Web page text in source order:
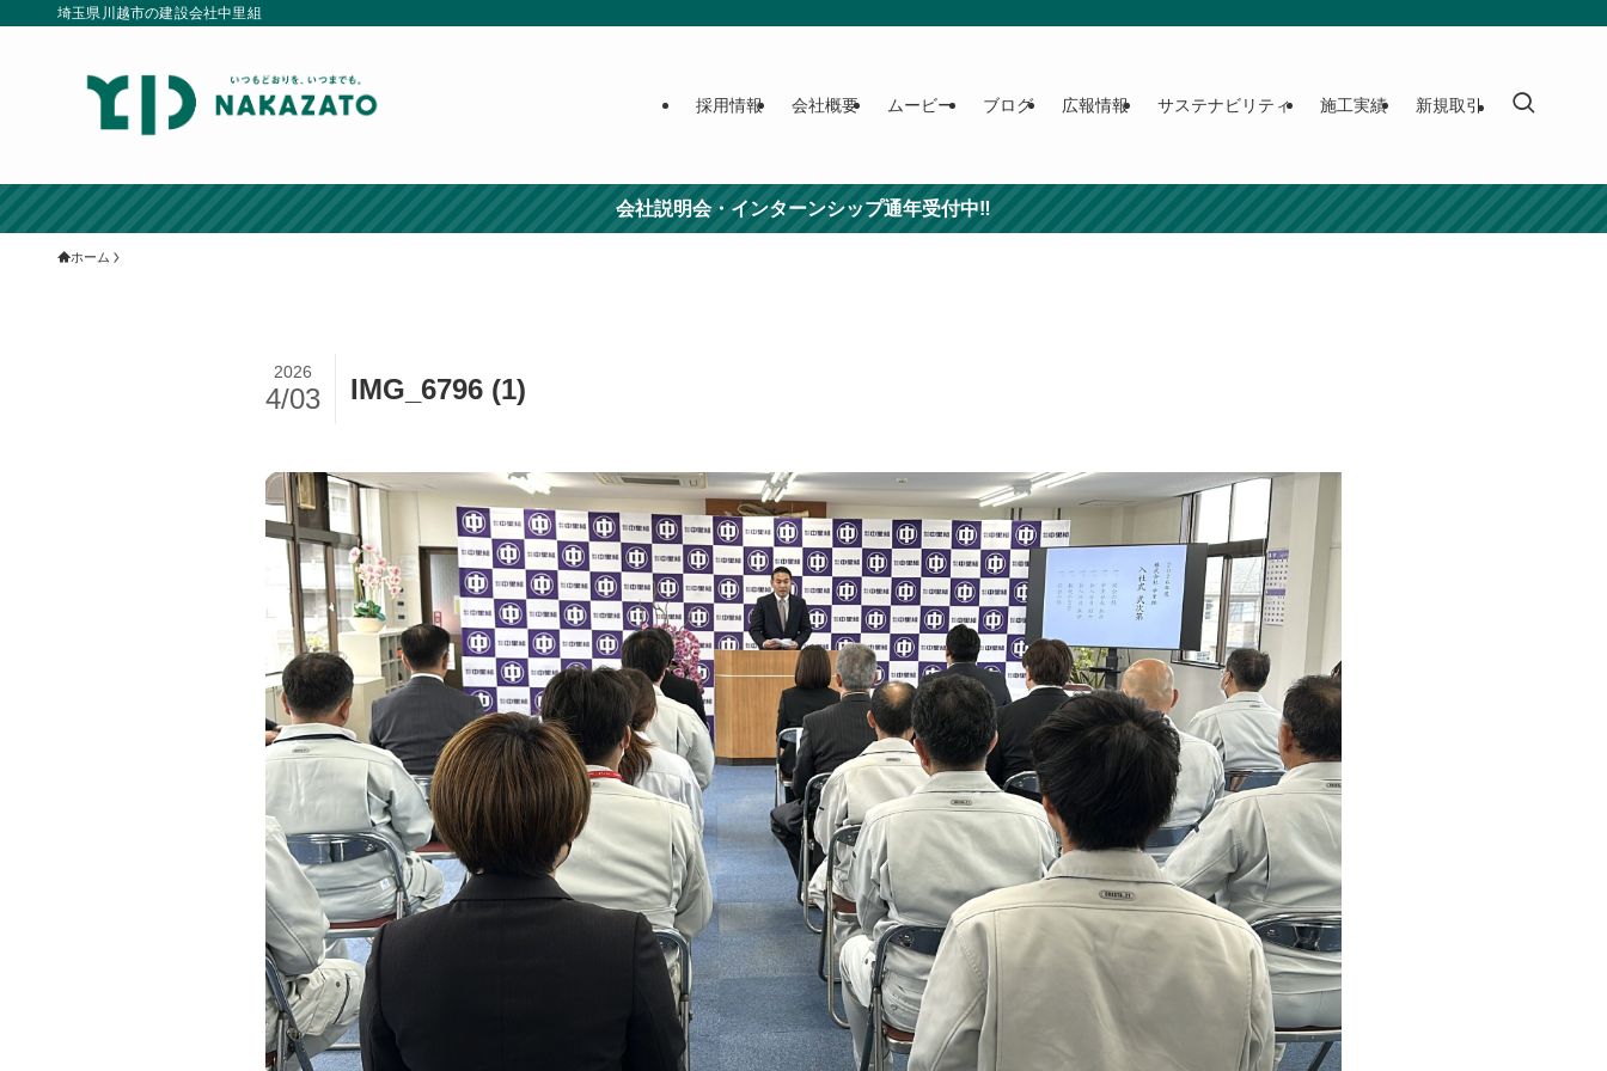
埼玉県川越市の建設会社中里組
採用情報 会社概要 ムービー ブログ 広報情報 サステナビリティ 施工実績 新規取引
会社説明会・インターンシップ通年受付中‼
ホーム
IMG_6796 (1)
2026
4/03